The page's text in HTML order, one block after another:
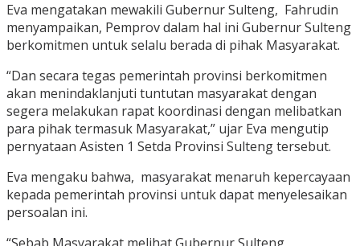
Eva mengatakan mewakili Gubernur Sulteng, Fahrudin
menyampaikan, Pemprov dalam hal ini Gubernur Sulteng
berkomitmen untuk selalu berada di pihak Masyarakat.
“Dan secara tegas pemerintah provinsi berkomitmen
akan menindaklanjuti tuntutan masyarakat dengan
segera melakukan rapat koordinasi dengan melibatkan
para pihak termasuk Masyarakat,” ujar Eva mengutip
pernyataan Asisten 1 Setda Provinsi Sulteng tersebut.
Eva mengaku bahwa, masyarakat menaruh kepercayaan
kepada pemerintah provinsi untuk dapat menyelesaikan
persoalan ini.